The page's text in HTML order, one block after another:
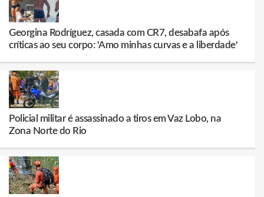
Georgina Rodríguez, casada com CR7, desabafa após
críticas ao seu corpo: 'Amo minhas curvas e a liberdade'
Policial militar é assassinado a tiros em Vaz Lobo, na
Zona Norte do Rio